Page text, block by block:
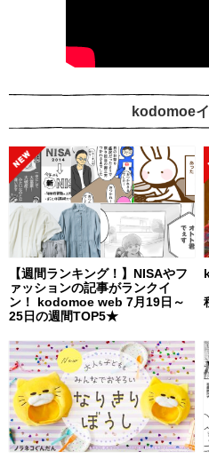
kodomoe
【週間ランキング！】NISAやフ
ァッションの記事がランクイ
ン！ kodomoe web 7月19日～
25日の週間TOP5★